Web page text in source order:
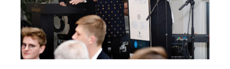
GREEN ATTRACTION